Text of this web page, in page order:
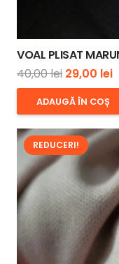
VOAL PLISAT
40,00lei Prețul
inițial
a
fost:
40,00 lei.
29,00 lei
ADAUGĂ ÎN COȘ
REDUCERI!